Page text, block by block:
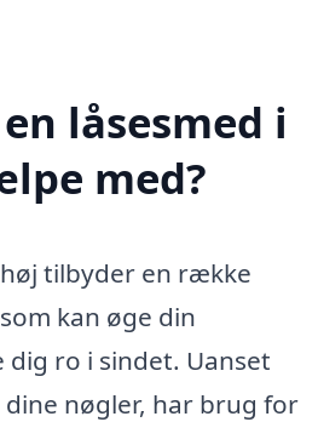
låsesmed i
med?
tilbyder en række
kan øge din
dig ro i sindet. Uanset
nøgler, har brug for